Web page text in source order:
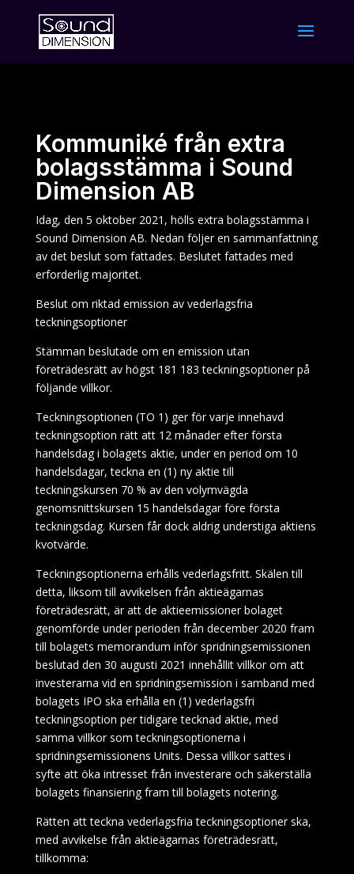
Kommuniké från extra
bolagsstämma i Sound
Dimension AB
Idag, den 5 oktober 2021, hölls extra bolagsstämma i
Sound Dimension AB. Nedan följer en sammanfattning
av det beslut som fattades. Beslutet fattades med
erforderlig majoritet.
Beslut om riktad emission av vederlagsfria
teckningsoptioner
Stämman beslutade om en emission utan
företrädesrätt av högst 181 183 teckningsoptioner på
följande villkor.
Teckningsoptionen (TO 1) ger för varje innehavd
teckningsoption rätt att 12 månader efter första
handelsdag i bolagets aktie, under en period om 10
handelsdagar, teckna en (1) ny aktie till
teckningskursen 70 % av den volymvägda
genomsnittskursen 15 handelsdagar före första
teckningsdag. Kursen får dock aldrig understiga aktiens
kvotvärde.
Teckningsoptionerna erhålls vederlagsfritt. Skälen till
detta, liksom till avvikelsen från aktieägarnas
företrädesrätt, är att de aktieemissioner bolaget
genomförde under perioden från december 2020 fram
till bolagets memorandum inför spridningsemissionen
beslutad den 30 augusti 2021 innehållit villkor om att
investerarna vid en spridningsemission i samband med
bolagets IPO ska erhålla en (1) vederlagsfri
teckningsoption per tidigare tecknad aktie, med
samma villkor som teckningsoptionerna i
spridningsemissionens Units. Dessa villkor sattes i
syfte att öka intresset från investerare och säkerställa
bolagets finansiering fram till bolagets notering.
Rätten att teckna vederlagsfria teckningsoptioner ska,
med avvikelse från aktieägarnas företrädesrätt,
tillkomma: